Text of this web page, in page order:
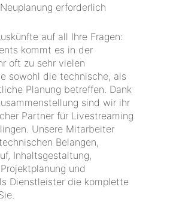
erforderlich
auf all Ihre Fragen:
kommt es in der
oft zu sehr vielen
sowohl die technische, als
Planung betreffen. Dank
sind wir ihr
Partner für Livestreaming
Unsere Mitarbeiter
Belangen,
Inhaltsgestaltung,
und
Dienstleister die komplette